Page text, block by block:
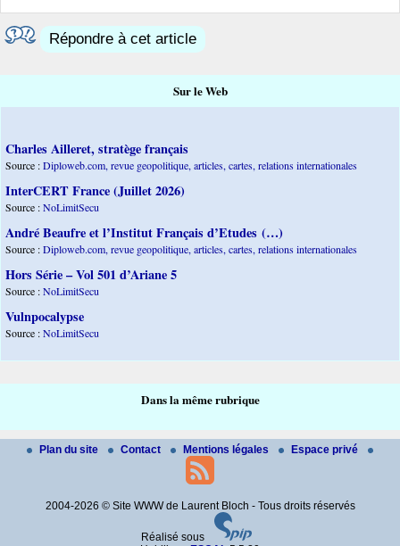
Répondre à cet article
Sur le Web
Charles Ailleret, stratège français
Source :Diploweb.com, revue geopolitique, articles, cartes, relations internationales
InterCERT France (Juillet 2026)
Source :NoLimitSecu
André Beaufre et l’Institut Français d’Etudes (…)
Source :Diploweb.com, revue geopolitique, articles, cartes, relations internationales
Hors Série – Vol 501 d’Ariane 5
Source :NoLimitSecu
Vulnpocalypse
Source :NoLimitSecu
Dans la même rubrique
Plan du site Contact Mentions légales Espace privé
2004-2026 © Site WWW de Laurent Bloch - Tous droits réservés
Réalisé sous